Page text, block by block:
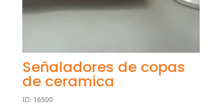
Señaladores de copas
de ceramica
ID: 16500